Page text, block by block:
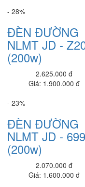
395,000 đ
NGUỒN FAN 12
180,000 đ
Đèn pha 200w 2 khoan led
1.700.000 đ1,400,000 đ
EZVIZ_CS-HAL-LB1-LWAW
Liên hệ
Máy Đo Thân Nhiệt
650.000 đ450,000 đ
Đèn pha 300w - chế độ 3
1.500.000 đ1,200,000 đ
- 28%
ĐÈN ĐƯỜNG
NLMT JD -
(200w)
2.625.000 đ
Giá: 1.900.000 đ
- 23%
ĐÈN ĐƯỜNG
NLMT JD - 699
(200w)
2.070.000 đ
Giá: 1.600.000 đ